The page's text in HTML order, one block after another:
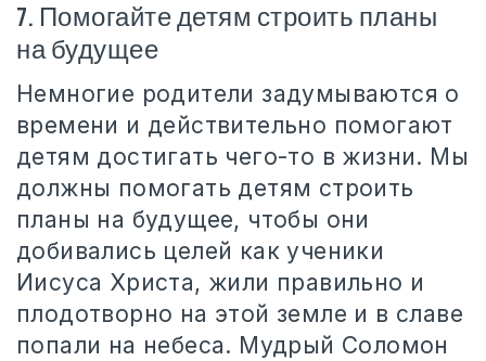
7. Помогайте детям строить планы
на будущее
Немногие родители задумываются о
времени и действительно помогают
детям достигать чего-то в жизни. Мы
должны помогать детям строить
планы на будущее, чтобы они
добивались целей как ученики
Иисуса Христа, жили правильно и
плодотворно на этой земле и в славе
попали на небеса. Мудрый Соломон